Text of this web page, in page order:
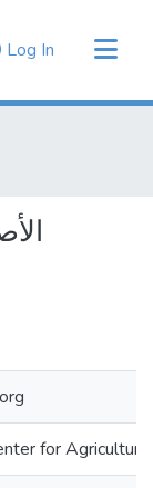
Log In (current)
for